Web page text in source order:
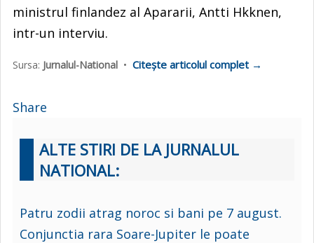
ministrul finlandez al Apararii, Antti Hkknen,
intr-un interviu.
Sursa: Jurnalul-National • Citește articolul complet →
Share
ALTE STIRI DE LA JURNALUL
NATIONAL:
Patru zodii atrag noroc si bani pe 7 august.
Conjunctia rara Soare-Jupiter le poate